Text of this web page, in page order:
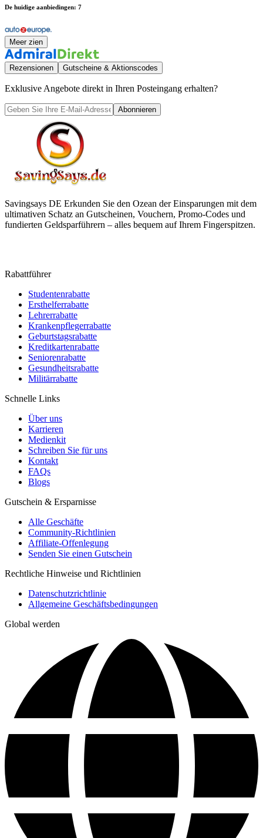
De huidige aanbiedingen: 7
Meer zien
Rezensionen Gutscheine & Aktionscodes
Exklusive Angebote direkt in Ihren Posteingang erhalten?
Abonnieren
Savingsays DE Erkunden Sie den Ozean der Einsparungen mit dem
ultimativen Schatz an Gutscheinen, Vouchern, Promo-Codes und
fundierten Geldsparführern – alles bequem auf Ihrem Fingerspitzen.
Rabattführer
Studentenrabatte
Ersthelferrabatte
Lehrerrabatte
Krankenpflegerrabatte
Geburtstagsrabatte
Kreditkartenrabatte
Seniorenrabatte
Gesundheitsrabatte
Militärrabatte
Schnelle Links
Über uns
Karrieren
Medienkit
Schreiben Sie für uns
Kontakt
FAQs
Blogs
Gutschein & Ersparnisse
Alle Geschäfte
Community-Richtlinien
Affiliate-Offenlegung
Senden Sie einen Gutschein
Rechtliche Hinweise und Richtlinien
Datenschutzrichtlinie
Allgemeine Geschäftsbedingungen
Global werden